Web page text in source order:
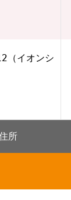
（イオンシ
所